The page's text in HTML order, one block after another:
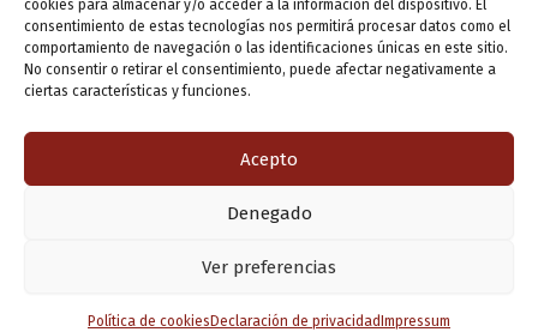
cookies para almacenar y/o acceder a la información del dispositivo. El
consentimiento de estas tecnologías nos permitirá procesar datos como el
comportamiento de navegación o las identificaciones únicas en este sitio.
No consentir o retirar el consentimiento, puede afectar negativamente a
ciertas características y funciones.
Acepto
Denegado
Ver preferencias
Política de cookies Declaración de privacidad Impressum
Deja un comentario / Actualidad / Por VLLensutinta
Actualidad / Por
Copyright © 2026 Valladolid en su titna